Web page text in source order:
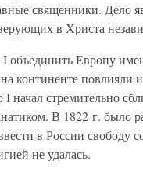
священники. Дело
в Христа
объединить Европу
континенте повлияли
начал стремительно
В 1822 г. было
в России свободу
не удалась.